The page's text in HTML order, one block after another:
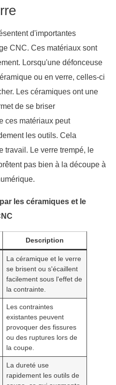
d'importantes
CNC. Ces matériaux sont
Lorsqu'une défonceuse
ou en verre, celles-ci
Les céramiques ont une
de se briser
ces matériaux peut
les outils. Cela
travail. Le verre trempé, le
pas bien à la découpe à
les céramiques et le
Description
La céramique et le verre
se brisent ou s'écaillent
facilement sous l'effet de
la contrainte.
Les contraintes
existantes peuvent
provoquer des fissures
ou des ruptures lors de
la coupe.
La dureté use
rapidement les outils de